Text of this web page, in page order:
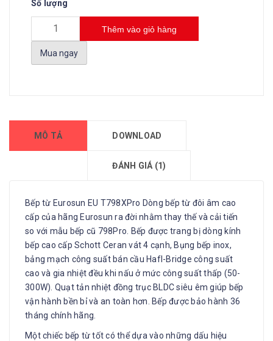
Số lượng
Thêm vào giỏ hàng
Mua ngay
MÔ TẢ DOWNLOAD
ĐÁNH GIÁ (1)
Bếp từ Eurosun EU T798XPro Dòng bếp từ đôi âm cao
cấp của hãng Eurosun ra đời nhằm thay thế và cải tiến
so với mẫu bếp cũ 798Pro. Bếp được trang bị dòng kính
bếp cao cấp Schott Ceran vát 4 cạnh, Bụng bếp inox,
bảng mạch công suất bán cầu Hafl-Bridge công suất
cao và gia nhiệt đều khi nấu ở mức công suất thấp (50-
300W). Quạt tản nhiệt đồng trục BLDC siêu êm giúp bếp
vận hành bền bỉ và an toàn hơn. Bếp được bảo hành 36
tháng chính hãng.
Một chiếc bếp từ tốt có thể dựa vào những dấu hiệu